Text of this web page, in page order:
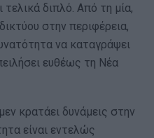
διπλό. Από τη μία,
στην περιφέρεια,
να καταγράψει
ευθέως τη Νέα
κρατάει δυνάμεις στην
είναι εντελώς